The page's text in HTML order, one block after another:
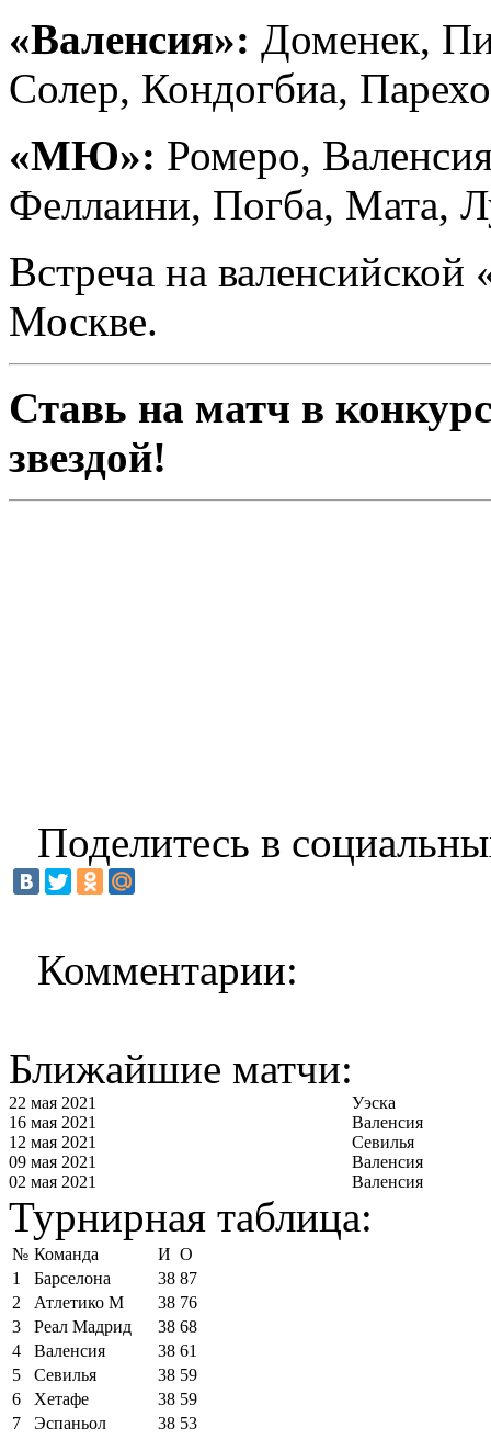
«Валенсия»: Доменек,
Солер, Кондогбиа,
«МЮ»: Ромеро,
Феллаини, Погба, Мата,
Встреча на
Москве.
Ставь на матч в
звездой!
Поделитесь в
Комментарии:
Ближайшие матчи:
22 мая 2021
Уэска
16 мая 2021
Валенсия
12 мая 2021
Севилья
09 мая 2021
Валенсия
02 мая 2021
Валенсия
Турнирная таблица:
№ Команда И О
1
Барселона 38 87
2
Атлетико М 38 76
3
Реал Мадрид 38 68
4
Валенсия 38 61
5
Севилья 38 59
6
Хетафе 38 59
7
Эспаньол 38 53